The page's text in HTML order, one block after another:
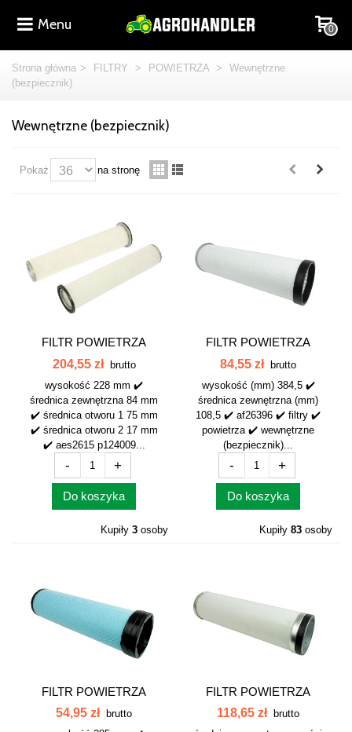
Menu 0
Strona główna > FILTRY > POWIETRZA >
Wewnętrzne
(bezpiecznik)
Wewnętrzne (bezpiecznik)
Pokaż na stronę
FILTR POWIETRZA
WEWNĘTRZNY...
204,55 zł
brutto
wysokość 228 mm ✔️
średnica zewnętrzna 84 mm
✔️ średnica otworu 1 75 mm
✔️ średnica otworu 2 17 mm
✔️ aes2615 p124009...
- +
Do koszyka
Kupiły 3 osoby
FILTR POWIETRZA
WEWNĘTRZNY ZETOR...
84,55 zł
brutto
wysokość (mm) 384,5 ✔️
średnica zewnętrzna (mm)
108,5 ✔️ af26396 ✔️ filtry ✔️
powietrza ✔️ wewnętrzne
(bezpiecznik)...
- +
Do koszyka
Kupiły 83 osoby
FILTR POWIETRZA
WEWNĘTRZNY...
54,95 zł
brutto
FILTR POWIETRZA
WEWNĘTRZNY AF4745
118,65 zł
brutto